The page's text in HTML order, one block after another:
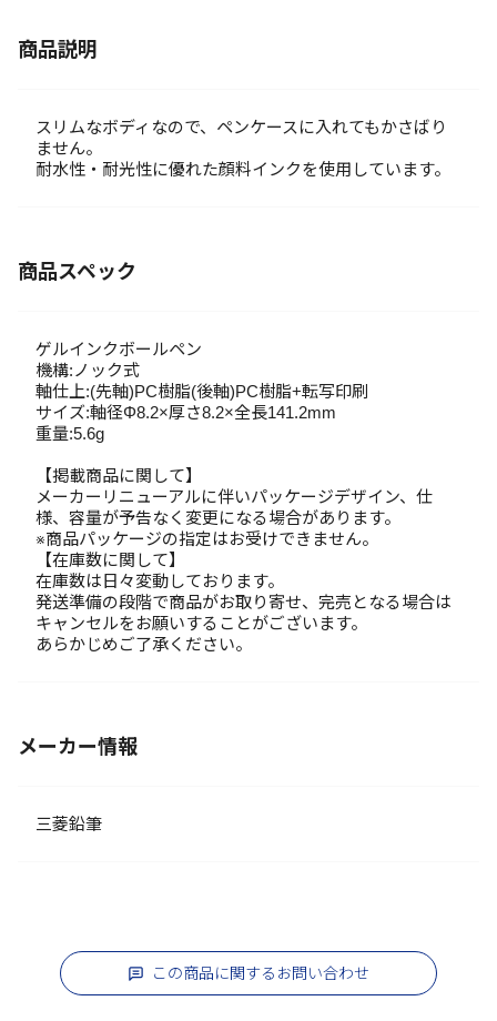
商品説明
スリムなボディなので、ペンケースに入れてもかさばり
ません。
耐水性・耐光性に優れた顔料インクを使用しています。
商品スペック
ゲルインクボールペン
機構:ノック式
軸仕上:(先軸)PC樹脂(後軸)PC樹脂+転写印刷
サイズ:軸径Φ8.2×厚さ8.2×全長141.2mm
重量:5.6g
【掲載商品に関して】
メーカーリニューアルに伴いパッケージデザイン、仕
様、容量が予告なく変更になる場合があります。
※商品パッケージの指定はお受けできません。
【在庫数に関して】
在庫数は日々変動しております。
発送準備の段階で商品がお取り寄せ、完売となる場合は
キャンセルをお願いすることがございます。
あらかじめご了承ください。
メーカー情報
三菱鉛筆
この商品に関するお問い合わせ